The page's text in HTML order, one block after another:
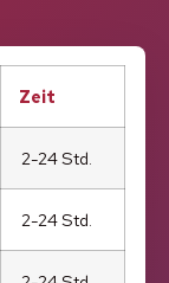
Zeit
2-24 Std.
2-24 Std.